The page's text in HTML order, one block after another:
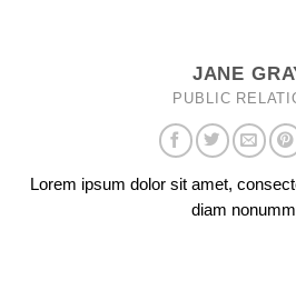
JANE
PUBLIC
Lorem ipsum dolor sit amet,
diam